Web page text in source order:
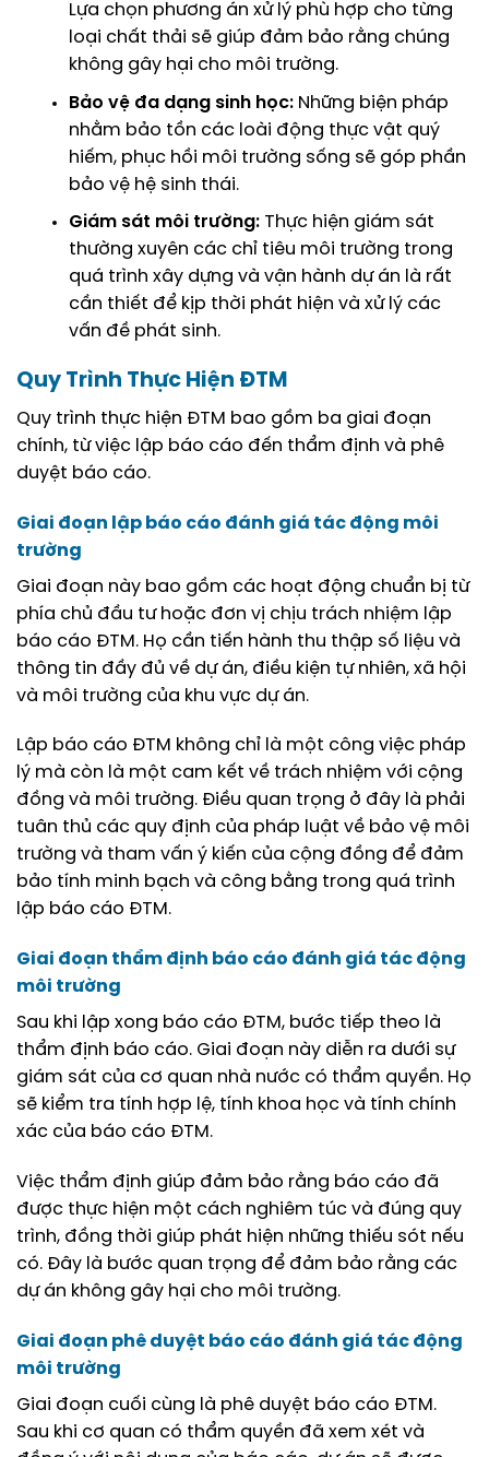
Lựa chọn phương án xử lý phù hợp cho từng
loại chất thải sẽ giúp đảm bảo rằng chúng
không gây hại cho môi trường.
Bảo vệ đa dạng sinh học: Những biện pháp
nhằm bảo tồn các loài động thực vật quý
hiếm, phục hồi môi trường sống sẽ góp phần
bảo vệ hệ sinh thái.
Giám sát môi trường: Thực hiện giám sát
thường xuyên các chỉ tiêu môi trường trong
quá trình xây dựng và vận hành dự án là rất
cần thiết để kịp thời phát hiện và xử lý các
vấn đề phát sinh.
Quy Trình Thực Hiện ĐTM
Quy trình thực hiện ĐTM bao gồm ba giai đoạn
chính, từ việc lập báo cáo đến thẩm định và phê
duyệt báo cáo.
Giai đoạn lập báo cáo đánh giá tác động môi
trường
Giai đoạn này bao gồm các hoạt động chuẩn bị từ
phía chủ đầu tư hoặc đơn vị chịu trách nhiệm lập
báo cáo ĐTM. Họ cần tiến hành thu thập số liệu và
thông tin đầy đủ về dự án, điều kiện tự nhiên, xã hội
và môi trường của khu vực dự án.
Lập báo cáo ĐTM không chỉ là một công việc pháp
lý mà còn là một cam kết về trách nhiệm với cộng
đồng và môi trường. Điều quan trọng ở đây là phải
tuân thủ các quy định của pháp luật về bảo vệ môi
trường và tham vấn ý kiến của cộng đồng để đảm
bảo tính minh bạch và công bằng trong quá trình
lập báo cáo ĐTM.
Giai đoạn thẩm định báo cáo đánh giá tác động
môi trường
Sau khi lập xong báo cáo ĐTM, bước tiếp theo là
thẩm định báo cáo. Giai đoạn này diễn ra dưới sự
giám sát của cơ quan nhà nước có thẩm quyền. Họ
sẽ kiểm tra tính hợp lệ, tính khoa học và tính chính
xác của báo cáo ĐTM.
Việc thẩm định giúp đảm bảo rằng báo cáo đã
được thực hiện một cách nghiêm túc và đúng quy
trình, đồng thời giúp phát hiện những thiếu sót nếu
có. Đây là bước quan trọng để đảm bảo rằng các
dự án không gây hại cho môi trường.
Giai đoạn phê duyệt báo cáo đánh giá tác động
môi trường
Giai đoạn cuối cùng là phê duyệt báo cáo ĐTM.
Sau khi cơ quan có thẩm quyền đã xem xét và